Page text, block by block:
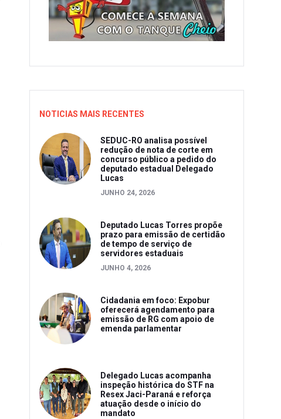
NOTICIAS MAIS RECENTES
SEDUC-RO analisa possível
redução de nota de corte em
concurso público a pedido do
deputado estadual Delegado
Lucas
JUNHO 24, 2026
Deputado Lucas Torres propõe
prazo para emissão de certidão
de tempo de serviço de
servidores estaduais
JUNHO 4, 2026
Cidadania em foco: Expobur
oferecerá agendamento para
emissão de RG com apoio de
emenda parlamentar
Delegado Lucas acompanha
inspeção histórica do STF na
Resex Jaci-Paraná e reforça
atuação desde o início do
mandato